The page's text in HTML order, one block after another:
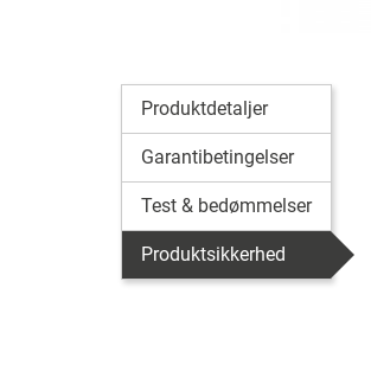
Produktdetaljer
Garantibetingelser
Test & bedømmelser
Produktsikkerhed